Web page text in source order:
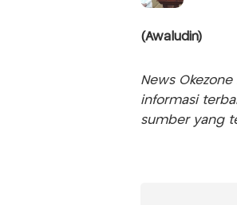
(Awaludin)
News
informasi
sumber yang